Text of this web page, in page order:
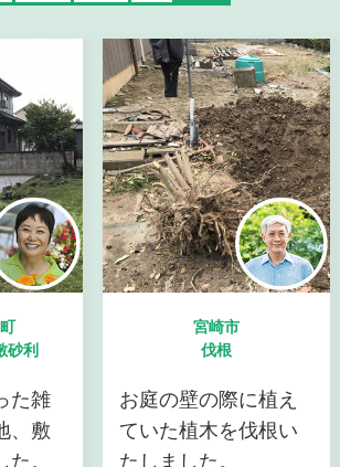
砂利
た雑
、敷
。
宮崎市
伐根
お庭の壁の際に植え
ていた植木を伐根い
たしました。